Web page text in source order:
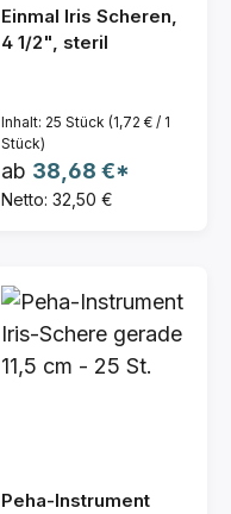
Durchschnittliche
Einmal Iris Scheren,
4 1/2", steril
Inhalt: 25 Stück (1,72 € / 1
Stück)
ab 38,68 €*
Netto: 32,50 €
Peha-Instrument